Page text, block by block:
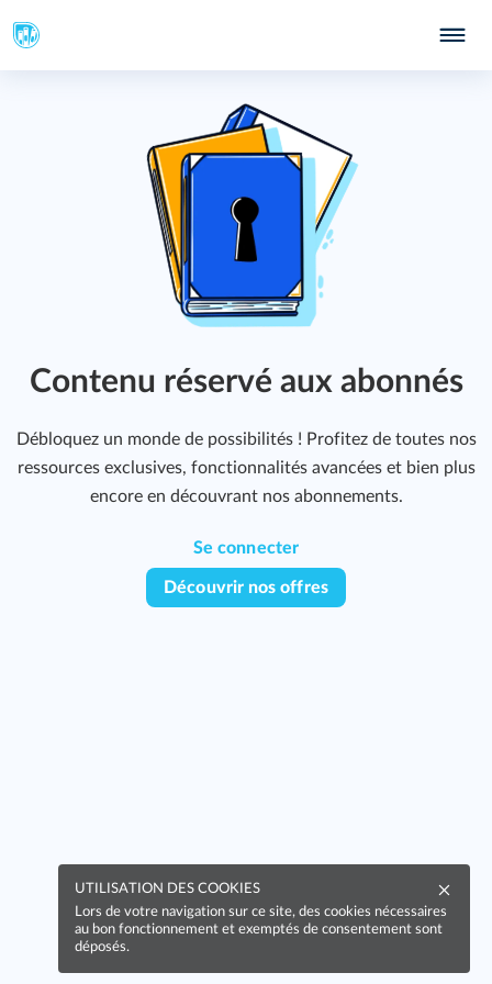
Contenu réservé aux abonnés
Débloquez un monde de possibilités ! Profitez de toutes nos
ressources exclusives, fonctionnalités avancées et bien plus
encore en découvrant nos abonnements.
Se connecter
Découvrir nos offres
UTILISATION DES COOKIES
Lors de votre navigation sur ce site, des cookies nécessaires
au bon fonctionnement et exemptés de consentement sont
déposés.